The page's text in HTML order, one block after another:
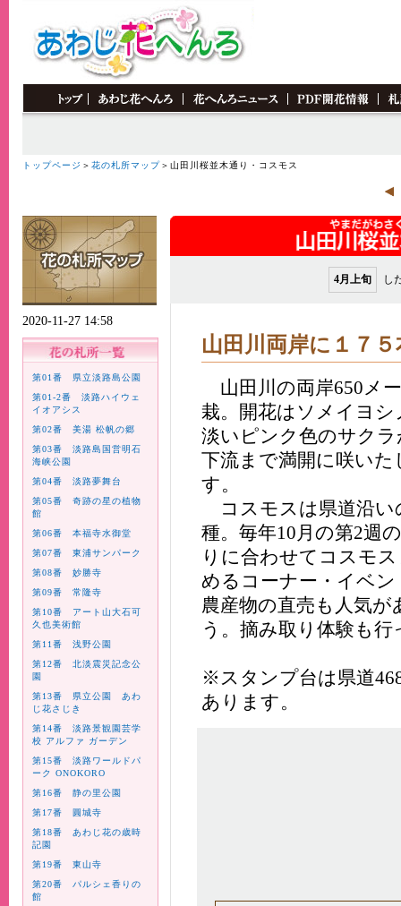
トップページ ＞ 花の札所マップ＞山田川桜並木通り・コスモス
2020-11-27 14:58
第01番 県立淡路島公園
第01-2番 淡路ハイウェ
イオアシス
第02番 美湯 松帆の郷
第03番 淡路島国営明石
海峡公園
第04番 淡路夢舞台
第05番 奇跡の星の植物
館
第06番 本福寺水御堂
第07番 東浦サンパーク
第08番 妙勝寺
第09番 常隆寺
第10番 アート山大石可
久也美術館
第11番 浅野公園
第12番 北淡震災記念公
園
第13番 県立公園 あわ
じ花さじき
第14番 淡路景観園芸学
校 アルファ ガーデン
第15番 淡路ワールドパ
ーク ONOKORO
第16番 静の里公園
第17番 圓城寺
第18番 あわじ花の歳時
記園
第19番 東山寺
第20番 パルシェ香りの
館
4月上旬 し
山田川両岸に１７
山田川の両岸650メ
栽。開花はソメイヨ
淡いピンク色のサク
下流まで満開に咲い
す。
コスモスは県道沿い
種。毎年10月の第2週
りに合わせてコスモ
めるコーナー・イベ
農産物の直売も人気が
う。摘み取り体験も
※スタンプ台は県道
あります。